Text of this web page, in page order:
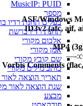
MusicIP: PUID
מספר
בעלים תחנת רדיו ברשת
תחנת רדיו ברשת
אלבום מקורי
אמן מקורי
שם קובץ מקורי
כותב מילים מקורי
תאריך הוצאה לאור מקורי
שנת הוצאה לאור מקורית
מבצע
ASF/
ID3v2
Vorbis